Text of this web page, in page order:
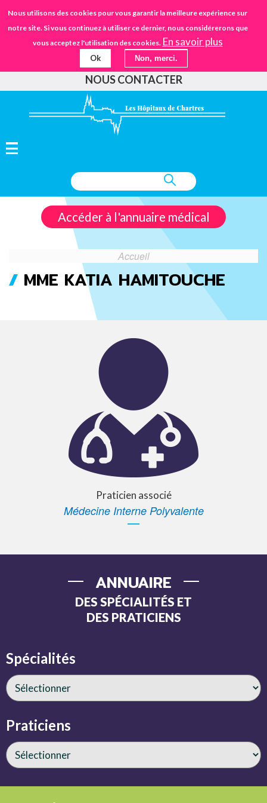
Nous utilisons des cookies pour vous garantir la meilleure expérience sur
notre site. Si vous continuez à utiliser ce dernier, nous considérerons que
vous acceptez l'utilisation des cookies. En savoir plus
Ok Non, merci.
Aller
au
contenu
principal
URGENCES STANDARD
02.37.30.30.30
IFSANTÉ CHARTRES
EHPAD
FAIRE UN DON
NOUS CONTACTER
Accéder à l'annuaire médical
Accueil
MME KATIA HAMITOUCHE
Praticien associé
Médecine Interne Polyvalente
ANNUAIRE
DES SPÉCIALITÉS ET
DES PRATICIENS
Spécialités
Praticiens